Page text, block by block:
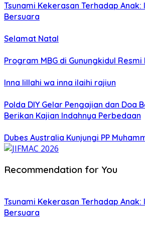
Tsunami Kekerasan Terhadap Anak:
Bersuara
Selamat Natal
Program MBG di Gunungkidul
Inna lillahi wa inna ilaihi rajiun
Polda DIY Gelar Pengajian dan Doa
Berikan Kajian Indahnya Perbedaan
Dubes Australia Kunjungi PP
Recommendation for You
Tsunami Kekerasan Terhadap Anak:
Bersuara